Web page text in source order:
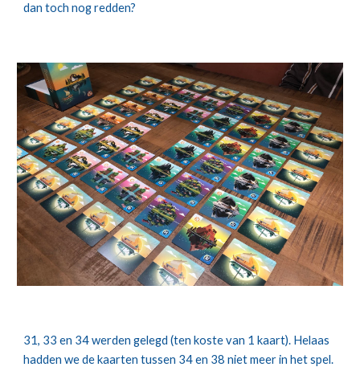
dan toch nog redden?
31, 33 en 34 werden gelegd (ten koste van 1 kaart). Helaas
hadden we de kaarten tussen 34 en 38 niet meer in het spel.